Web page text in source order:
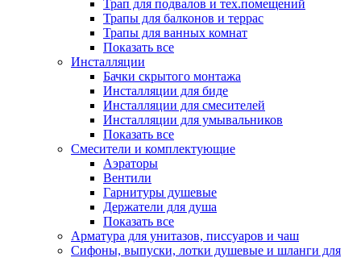
Трап для подвалов и тех.помещений
Трапы для балконов и террас
Трапы для ванных комнат
Показать все
Инсталляции
Бачки скрытого монтажа
Инсталляции для биде
Инсталляции для смесителей
Инсталляции для умывальников
Показать все
Смесители и комплектующие
Аэраторы
Вентили
Гарнитуры душевые
Держатели для душа
Показать все
Арматура для унитазов, писсуаров и чаш
Сифоны, выпуски, лотки душевые и шланги для